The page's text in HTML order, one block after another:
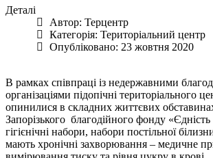
Деталі
Автор: Терцентр
Категорія: Територіальний центр
Опубліковано: 23 жовтня 2020
В рамках співпраці із недержавними
організаціями підопічні територіального
опинилися в складних життєвих
Запорізького благодійного фонду
гігієнічні набори, набори постільної
мають хронічні захворювання – медичне